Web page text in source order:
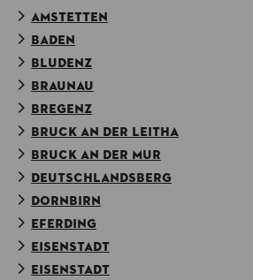
AMSTETTEN
BADEN
BLUDENZ
BRAUNAU
BREGENZ
BRUCK AN DER LEITHA
BRUCK AN DER MUR
DEUTSCHLANDSBERG
DORNBIRN
EFERDING
EISENSTADT
EISENSTADT